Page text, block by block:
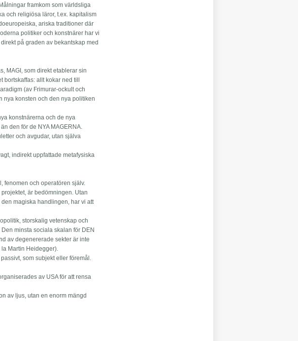
framkom som världsliga
och religiösa läror, t.ex. kapitalism
ariska traditioner där
politiker och konstnärer har vi
på graden av bekantskap med
MAGI, som direkt etablerar sin
allt kokar ned till
(av Frimurar-ockult och
nya konsten och den nya politiken
konstnärerna och de nya
den för de NYA MAGERNA.
och avgudar, utan själva
indirekt uppfattade metafysiska
fenomen och operatören själv.
är bedömningen. Utan
magiska handlingen, har vi att
storskalig vetenskap och
minsta sociala skalan för DEN
av degenererade sekter är inte
la Martin Heidegger).
som subjekt eller föremål.
av USA för att rensa
av ljus, utan en enorm mängd